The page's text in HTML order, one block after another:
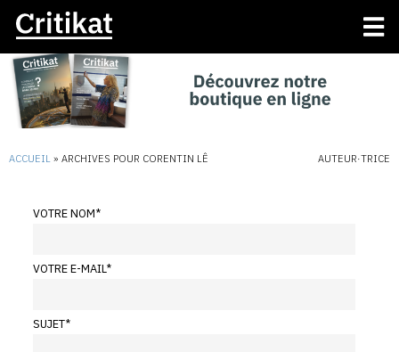
ACCUEIL » ARCHIVES POUR CORENTIN LÊ AUTEUR·TRICE
VOTRE NOM*
VOTRE E-MAIL*
SUJET*